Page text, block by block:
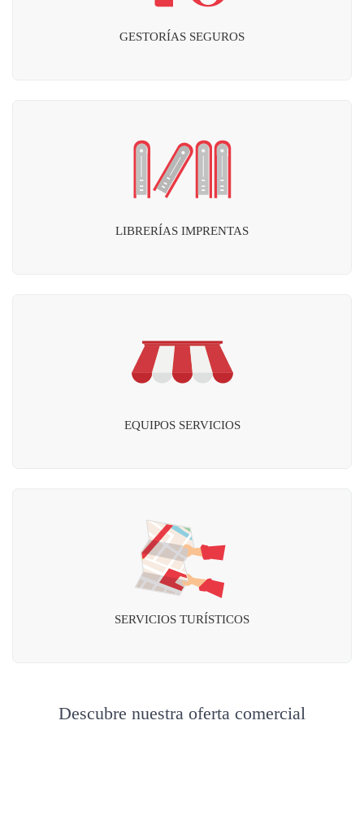
GESTORÍAS SEGUROS
LIBRERÍAS IMPRENTAS
EQUIPOS SERVICIOS
SERVICIOS TURÍSTICOS
Descubre nuestra oferta comercial